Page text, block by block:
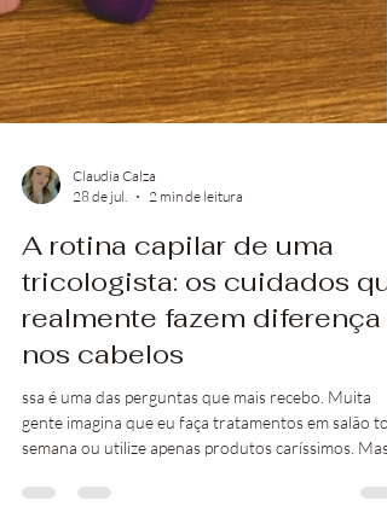
Claudia Calza
28 de jul.
2 min de leitura
A rotina capilar de uma